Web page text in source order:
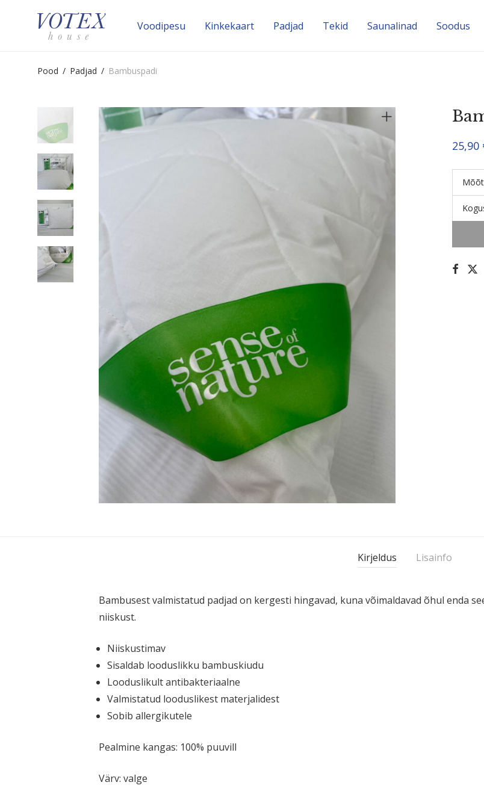
Voodipesu Kinke­kaart Padjad Tekid Sauna­linad Soodus
Pood / Padjad / Bambuspadi
25,90
Mõõt
Kirjeldus Lisainfo
Bambusest valmis­tatud padjad on kergesti hingavad, kuna võimal­davad õhul enda
niiskust.
Niiskus­timav
Sisaldab loodus­likku bambuskiudu
Loodus­likult antibakteriaalne
Valmis­tatud loodus­likest materjalidest
Sobib aller­gi­kutele
Pealmine kangas: 100% puuvill
Värv: valge